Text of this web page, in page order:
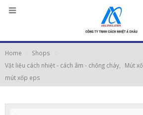
Home
Shops
Vật liệu cách nhiệt - cách âm - chống cháy
Mút
mút xốp eps